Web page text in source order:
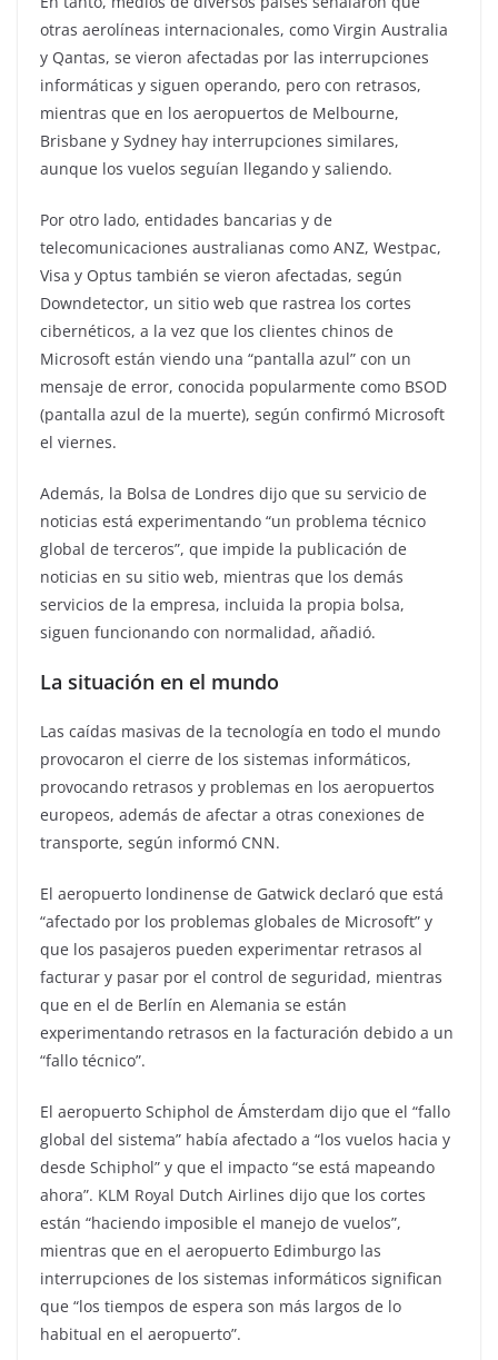
otras aerolíneas internacionales, como Virgin Australia
y Qantas, se vieron afectadas por las interrupciones
informáticas y siguen operando, pero con retrasos,
mientras que en los aeropuertos de Melbourne,
Brisbane y Sydney hay interrupciones similares,
aunque los vuelos seguían llegando y saliendo.
Por otro lado, entidades bancarias y de
telecomunicaciones australianas como ANZ, Westpac,
Visa y Optus también se vieron afectadas, según
Downdetector, un sitio web que rastrea los cortes
cibernéticos, a la vez que los clientes chinos de
Microsoft están viendo una “pantalla azul” con un
mensaje de error, conocida popularmente como BSOD
(pantalla azul de la muerte), según confirmó Microsoft
el viernes.
Además, la Bolsa de Londres dijo que su servicio de
noticias está experimentando “un problema técnico
global de terceros”, que impide la publicación de
noticias en su sitio web, mientras que los demás
servicios de la empresa, incluida la propia bolsa,
siguen funcionando con normalidad, añadió.
La situación en el mundo
Las caídas masivas de la tecnología en todo el mundo
provocaron el cierre de los sistemas informáticos,
provocando retrasos y problemas en los aeropuertos
europeos, además de afectar a otras conexiones de
transporte, según informó CNN.
El aeropuerto londinense de Gatwick declaró que está
“afectado por los problemas globales de Microsoft” y
que los pasajeros pueden experimentar retrasos al
facturar y pasar por el control de seguridad, mientras
que en el de Berlín en Alemania se están
experimentando retrasos en la facturación debido a un
“fallo técnico”.
El aeropuerto Schiphol de Ámsterdam dijo que el “fallo
global del sistema” había afectado a “los vuelos hacia y
desde Schiphol” y que el impacto “se está mapeando
ahora”. KLM Royal Dutch Airlines dijo que los cortes
están “haciendo imposible el manejo de vuelos”,
mientras que en el aeropuerto Edimburgo las
interrupciones de los sistemas informáticos significan
que “los tiempos de espera son más largos de lo
habitual en el aeropuerto”.